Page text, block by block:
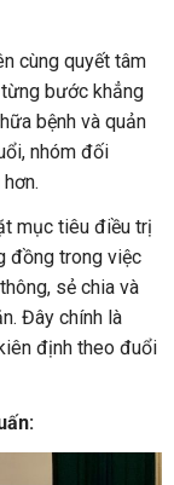
cùng quyết tâm
bước khẳng
bệnh và quản
nhóm đối
mục tiêu điều trị
đồng trong việc
sẻ chia và
Đây chính là
định theo đuổi